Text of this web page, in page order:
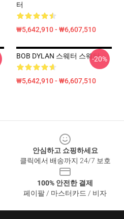
터
₩5,642,910 - ₩6,607,510
BOB DYLAN 스웨터 스웨터
₩5,642,910 - ₩6,607,510
-20%
안심하고 쇼핑하세요
클릭에서 배송까지 24/7 보호
100% 안전한 결제
페이팔 / 마스터카드 / 비자